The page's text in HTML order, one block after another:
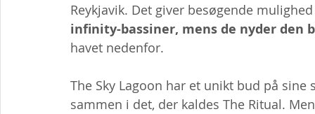
Reykjavik. Det giver besøgende
infinity-bassiner, mens de nyder den
havet nedenfor.
The Sky Lagoon har et unikt bud på
sammen i det, der kaldes The Ritual.